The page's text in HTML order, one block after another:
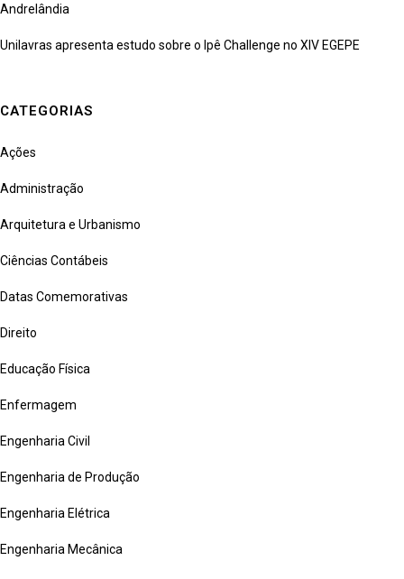
Andrelândia
Unilavras apresenta estudo sobre o Ipê Challenge no XIV EGEPE
CATEGORIAS
Ações
Administração
Arquitetura e Urbanismo
Ciências Contábeis
Datas Comemorativas
Direito
Educação Física
Enfermagem
Engenharia Civil
Engenharia de Produção
Engenharia Elétrica
Engenharia Mecânica